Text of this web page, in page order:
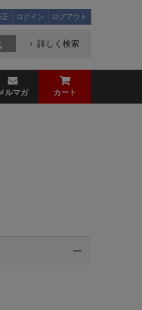
ログイン ログアウト
詳しく検索
メルマガ カート